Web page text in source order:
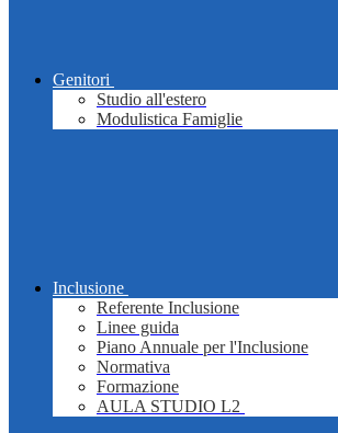
Genitori
Studio all'estero
Modulistica Famiglie
Inclusione
Referente Inclusione
Linee guida
Piano Annuale per l'Inclusione
Normativa
Formazione
AULA STUDIO L2